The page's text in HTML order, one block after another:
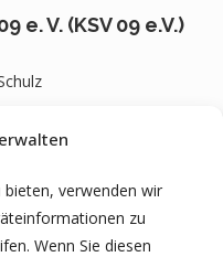
verwenden wir
zu
Wenn Sie diesen
e. V. (KSV 09 e.V.)
740